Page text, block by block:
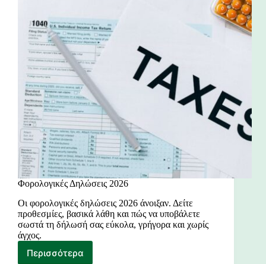
Φορολογικές Δηλώσεις 2026
Οι φορολογικές δηλώσεις 2026 άνοιξαν. Δείτε
προθεσμίες, βασικά λάθη και πώς να υποβάλετε
σωστά τη δήλωσή σας εύκολα, γρήγορα και χωρίς
άγχος.
Περισσότερα
Φορολογικές